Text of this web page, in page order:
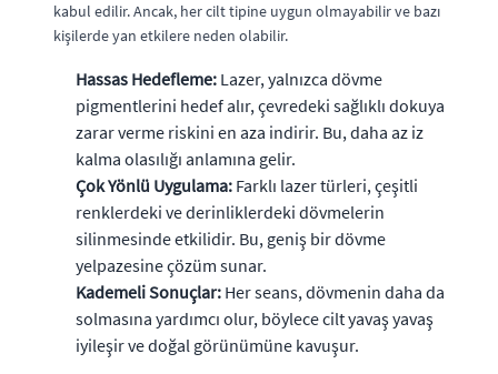
kabul edilir. Ancak, her cilt tipine uygun olmayabilir ve bazı
kişilerde yan etkilere neden olabilir.
Hassas Hedefleme: Lazer, yalnızca dövme
pigmentlerini hedef alır, çevredeki sağlıklı dokuya
zarar verme riskini en aza indirir. Bu, daha az iz
kalma olasılığı anlamına gelir.
Çok Yönlü Uygulama: Farklı lazer türleri, çeşitli
renklerdeki ve derinliklerdeki dövmelerin
silinmesinde etkilidir. Bu, geniş bir dövme
yelpazesine çözüm sunar.
Kademeli Sonuçlar: Her seans, dövmenin daha da
solmasına yardımcı olur, böylece cilt yavaş yavaş
iyileşir ve doğal görünümüne kavuşur.